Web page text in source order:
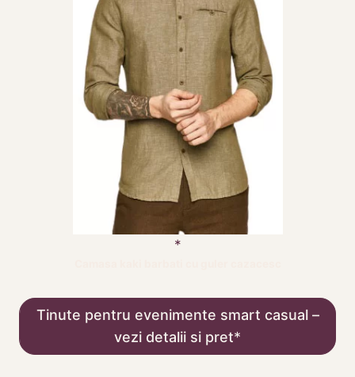
Tinute pentru evenimente smart casual –
vezi detalii si pret